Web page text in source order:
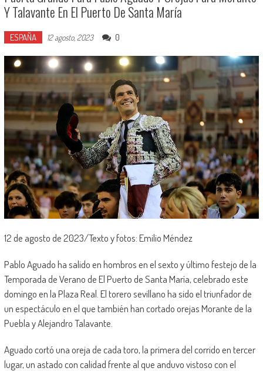
Y Talavante En El Puerto De Santa María
ESPAÑA 12 agosto, 2023 0
12 de agosto de 2023/Texto y fotos: Emilio Méndez
Pablo Aguado ha salido en hombros en el sexto y último festejo de la
Temporada de Verano de El Puerto de Santa María, celebrado este
domingo en la Plaza Real. El torero sevillano ha sido el triunfador de
un espectáculo en el que también han cortado orejas Morante de la
Puebla y Alejandro Talavante.
Aguado cortó una oreja de cada toro, la primera del corrido en tercer
lugar, un astado con calidad frente al que anduvo vistoso con el